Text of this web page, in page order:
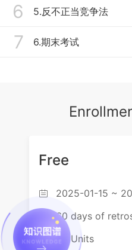
2.3 著作权的内容
2.4 邻接权
4.1 商标概述与构成
6 5.反不正当竞争法
7 6.期末考试
Free
 2025-01-15 ~
60 days of
 90 Units